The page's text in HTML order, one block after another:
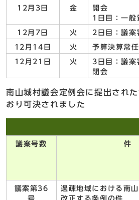
12月3日 金
開会
1日目：一般
12月7日 火 2日目：議案
12月14日 火 予算決算常
12月21日 火
3日目：議案
閉会
南山城村議会定例会に提出され
おり可決されました
議案号数
議案第36
号
過疎地域における南
改正する条例の件